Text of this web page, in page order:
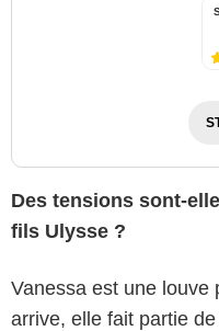
Des tensions sont-
fils Ulysse ?
Vanessa est une louve
arrive, elle fait partie